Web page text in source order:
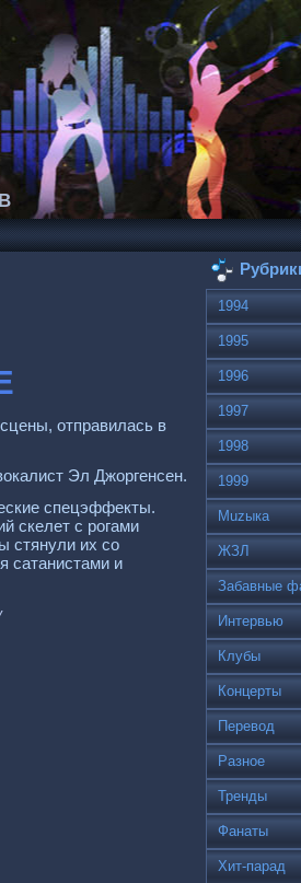
отправилась в
Эл Джоргенсен.
спецэффекты.
скелет с рогами
стянули их со
сатанистами и
1994
1995
1996
1997
1998
1999
Muzыка
ЖЗЛ
Забавные
Интервью
Клубы
Концерты
Перевод
Разное
Тренды
Фанаты
Хит-парад